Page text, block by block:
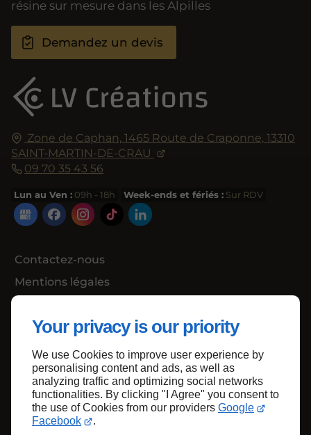
Your privacy is our priority
We use Cookies to improve user experience by
personalising content and ads, as well as
analyzing traffic and optimizing social networks
functionalities. By clicking "I Agree" you consent to
the use of Cookies from our providers Google
Facebook
.
Zone de Caphan, 1465 Route de Craponne, 13310
SAINT-MARTIN-DE-CRAU
09 70 35 43 56
Lun au Ven : 09h - 18h Week-ends et fériés : Sur RDV
Contactez-nous
Mentions légales
résine sur mesure dans les Alpilles
Demandez un devis
Haut de page